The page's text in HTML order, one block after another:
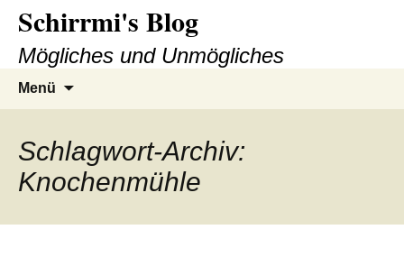
Inhalt
springen
Schirrmi's Blog
Mögliches und Unmögliches
Menü
Schlagwort-Archiv:
Knochenmühle